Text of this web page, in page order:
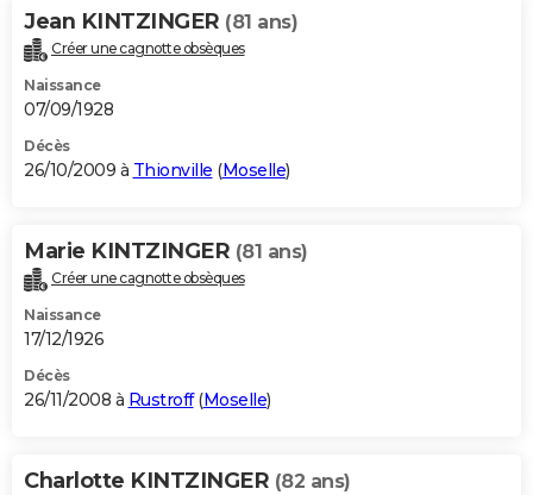
Jean KINTZINGER (81 ans)
Créer une cagnotte obsèques
Naissance
07/09/1928
Décès
26/10/2009 à Thionville (Moselle)
Marie KINTZINGER (81 ans)
Créer une cagnotte obsèques
Naissance
17/12/1926
Décès
26/11/2008 à Rustroff(Moselle)
Charlotte KINTZINGER (82 ans)